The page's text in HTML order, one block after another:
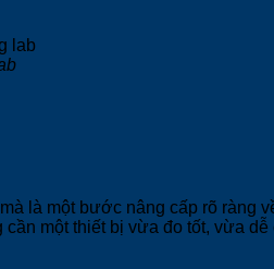
là một bước nâng cấp rõ
một thiết bị vừa đo tốt, vừa